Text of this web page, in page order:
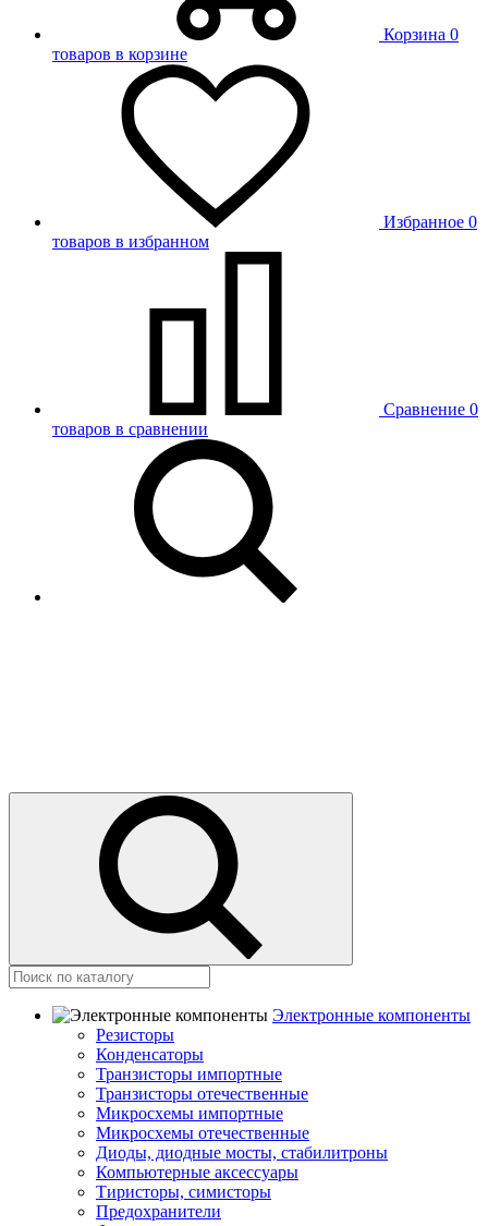
Корзина 0
товаров в корзине
Избранное 0
товаров в избранном
Сравнение 0
товаров в сравнении
Электронные компоненты
Резисторы
Конденсаторы
Транзисторы импортные
Транзисторы отечественные
Микросхемы импортные
Микросхемы отечественные
Диоды, диодные мосты, стабилитроны
Компьютерные аксессуары
Тиристоры, симисторы
Предохранители